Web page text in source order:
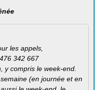
les appels,
342 667
y compris le week-end.
(en journée et en